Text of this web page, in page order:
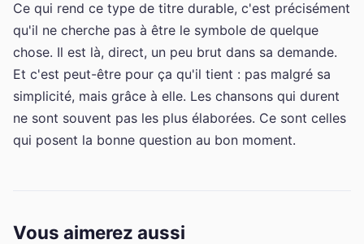
Ce qui rend ce type de titre durable, c'est précisément
qu'il ne cherche pas à être le symbole de quelque
chose. Il est là, direct, un peu brut dans sa demande.
Et c'est peut-être pour ça qu'il tient : pas malgré sa
simplicité, mais grâce à elle. Les chansons qui durent
ne sont souvent pas les plus élaborées. Ce sont celles
qui posent la bonne question au bon moment.
Vous aimerez aussi